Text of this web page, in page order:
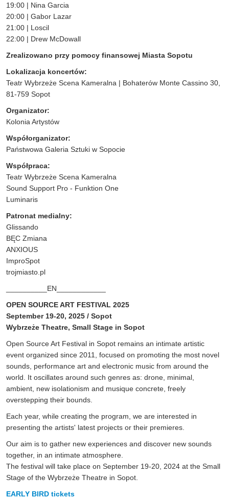
19:00 | Nina Garcia
20:00 | Gabor Lazar
21:00 | Loscil
22:00 | Drew McDowall
Zrealizowano przy pomocy finansowej Miasta Sopotu
Lokalizacja koncertów:
Teatr Wybrzeże Scena Kameralna | Bohaterów Monte Cassino 30,
81-759 Sopot
Organizator:
Kolonia Artystów
Współorganizator:
Państwowa Galeria Sztuki w Sopocie
Współpraca:
Teatr Wybrzeże Scena Kameralna
Sound Support Pro - Funktion One
Luminaris
Patronat medialny:
Glissando
BĘC Zmiana
ANXIOUS
ImproSpot
trojmiasto.pl
__________EN____________
OPEN SOURCE ART FESTIVAL 2025
September 19-20, 2025 / Sopot
Wybrzeże Theatre, Small Stage in Sopot
Open Source Art Festival in Sopot remains an intimate artistic
event organized since 2011, focused on promoting the most novel
sounds, performance art and electronic music from around the
world. It oscillates around such genres as: drone, minimal,
ambient, new isolationism and musique concrete, freely
overstepping their bounds.
Each year, while creating the program, we are interested in
presenting the artists' latest projects or their premieres.
Our aim is to gather new experiences and discover new sounds
together, in an intimate atmosphere.
The festival will take place on September 19-20, 2024 at the Small
Stage of the Wybrzeże Theatre in Sopot.
EARLY BIRD tickets